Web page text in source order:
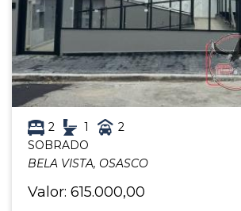
2 1
2
SOBRADO
BELA VISTA, OSASCO
Valor: 615.000,00